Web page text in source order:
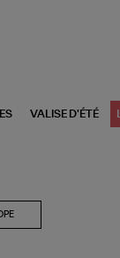
VALISE D'ÉTÉ